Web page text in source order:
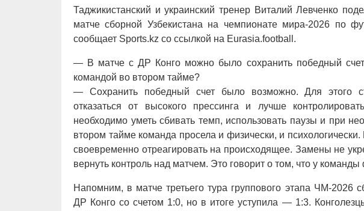
Таджикистанский и украинский тренер Виталий Левченко
матче сборной Узбекистана на чемпионате мира-2026 по
сообщает Sports.kz со ссылкой на Eurasia.football.
— В матче с ДР Конго можно было сохранить победный
командой во втором тайме?
— Сохранить победный счет было возможно. Для этого
отказаться от высокого прессинга и лучше
необходимо уметь сбивать темп, использовать паузы и при
втором тайме команда просела и физически, и
своевременно отреагировать на происходящее. Замены не
вернуть контроль над матчем. Это говорит о том, что у
Напомним, в матче третьего тура группового этапа ЧМ-2026
ДР Конго со счетом 1:0, но в итоге уступила — 1:3.